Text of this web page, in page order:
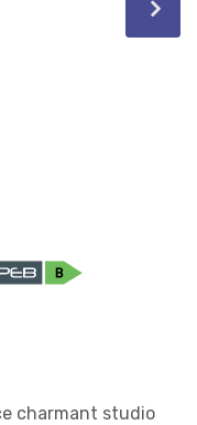
charmant studio